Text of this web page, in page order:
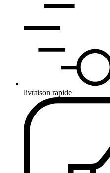
livraison rapide